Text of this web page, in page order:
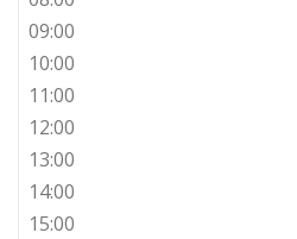
09:00
10:00
11:00
12:00
13:00
14:00
15:00